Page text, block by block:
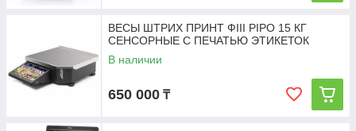
ВЕСЫ ШТРИХ ПРИНТ ФIII PIPO 15 КГ
СЕНСОРНЫЕ С ПЕЧАТЬЮ ЭТИКЕТОК
В наличии
650 000 ₸